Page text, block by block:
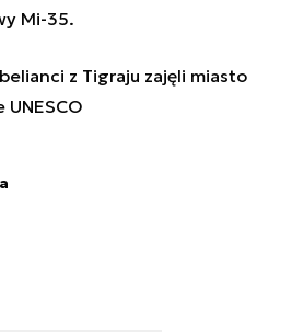
Mi-35.
z Tigraju zajęli miasto